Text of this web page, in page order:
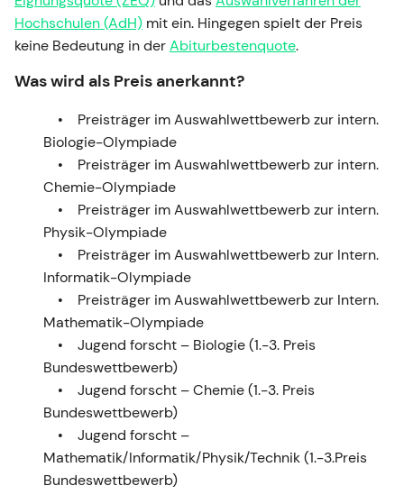
Hochschulen (AdH) mit ein. Hingegen spielt der Preis
keine Bedeutung in derAbiturbestenquote.
Was wird als Preis anerkannt?
Preisträger im Auswahlwettbewerb zur intern.
Biologie-Olympiade
Preisträger im Auswahlwettbewerb zur intern.
Chemie-Olympiade
Preisträger im Auswahlwettbewerb zur intern.
Physik-Olympiade
Preisträger im Auswahlwettbewerb zur Intern.
Informatik-Olympiade
Preisträger im Auswahlwettbewerb zur Intern.
Mathematik-Olympiade
Jugend forscht – Biologie (1.-3. Preis
Bundeswettbewerb)
Jugend forscht – Chemie (1.-3. Preis
Bundeswettbewerb)
Jugend forscht –
Mathematik/Informatik/Physik/Technik (1.-3.Preis
Bundeswettbewerb)